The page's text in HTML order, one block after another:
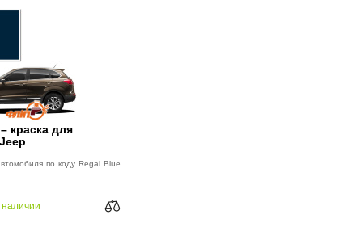
краска для
по коду Regal Blue
наличии